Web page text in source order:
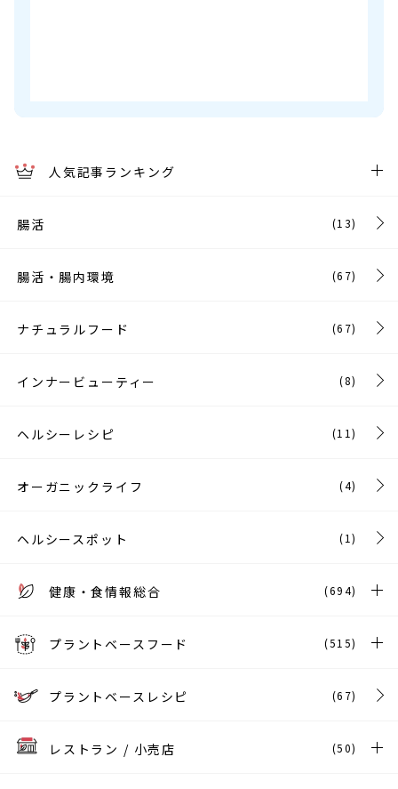
人気記事ランキング
腸活 (13)
腸活・腸内環境 (67)
ナチュラルフード (67)
インナービューティー (8)
ヘルシーレシピ (11)
オーガニックライフ (4)
ヘルシースポット (1)
健康・食情報総合 (694)
プラントベースフード (515)
プラントベースレシピ (67)
レストラン / 小売店 (50)